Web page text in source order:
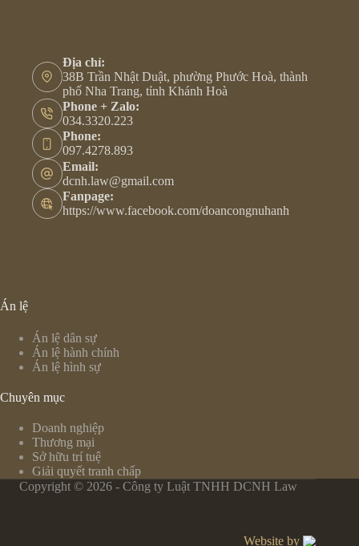
Địa chỉ:
38B Trần Nhật Duật, phường Phước Hoà, thành
phố Nha Trang, tỉnh Khánh Hoà
Phone + Zalo:
034.3320.223
Phone:
097.4278.893
Email:
dcnh.law@gmail.com
Fanpage:
https://www.facebook.com/doancongnuhanh
Án lệ
Án lệ dân sự
Án lệ hành chính
Án lệ hình sự
Chuyên mục
Doanh nghiệp
Thương mại
Sở hữu trí tuệ
Giải quyết tranh chấp
Copyright © 2026 - Công ty Luật TNHH DCNH Law
Website by